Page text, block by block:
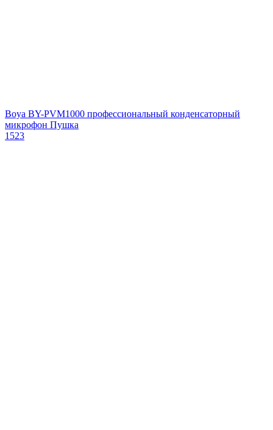
Boya BY-PVM1000 профессиональный конденсаторный
микрофон Пушка
1523